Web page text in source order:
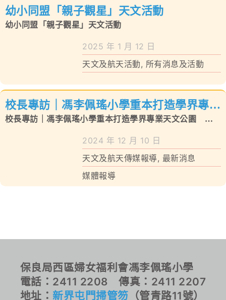
幼小同盟「親子觀星」天文活動
幼小同盟「親子觀星」天文活動
2025 年 1 月 12 日
天文及航天活動, 所有消息及活動
校長專訪｜馮李佩瑤小學重本打造學界專業
天文公園 學生安坐家中用iPad觀星零難度
校長專訪｜馮李佩瑤小學重本打造學界專業天文公園 學
2024 年 12 月 10 日
天文及航天傳媒報導, 最新消息
媒體報導
保良局西區婦女福利會馮李佩瑤小學
電話：2411 2208 傳真：2411 2207
地址： 新界屯門掃管笏 （管青路11號）